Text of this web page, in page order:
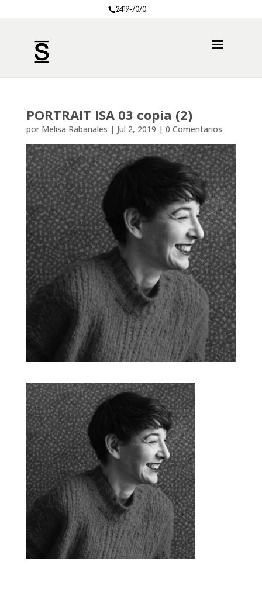
2419-7070
PORTRAIT ISA 03 copia (2)
por Melisa Rabanales | Jul 2, 2019 | 0 Comentarios